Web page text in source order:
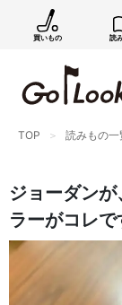
買いもの 読
TOP 読みもの一
ジョーダン
ラーがコレで
GO/
新商品
まだご登
編集部セレク
カートに残っ